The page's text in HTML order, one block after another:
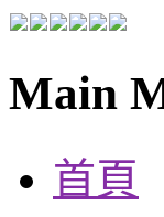
Main
首頁